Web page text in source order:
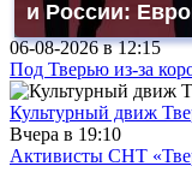
и России:
06-08-2026 в12:15
Под Тверью из-за
Культурный движ
Вчера в 19:10
Активисты СНТ